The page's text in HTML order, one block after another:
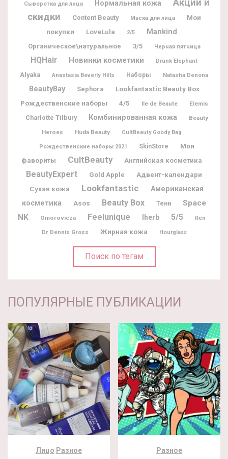
Сыворотка для лица Нормальная кожа
Акции и
скидки
Content Beauty Маска для лица
Мои
покупки
LoveLula 2/5 Mankind
Органическое\натуральное 3/5 Черная пятница
HQHair Новинки косметики Drunk Elephant
Alyaka Anastasia Beverly Hills Наборы Natasha Denona
BeautyBay Sephora
Lookfantastic Beauty Box
Рождественские наборы
4/5 Ile de Beaute Elemis
Charlotte Tilbury Комбинированная кожа
Beauty
Heroes
Huda Beauty CultBeauty Goody Bag
Рождественские наборы 2021 SkinStore
Мои
фавориты
CultBeauty Английская косметика
BeautyExpert Gold Apple Адвент-календари
Сухая кожа Lookfantastic
Американская
косметика
Asos Beauty Box Тени
Space
NK
Omorovicza Feelunique Iherb 5/5 Ren
Dr Dennis Gross Жирная кожа Hourglass
Поиск по тегам
ПОПУЛЯРНЫЕ ПУБЛИКАЦИИ
Лицо Разное Разное